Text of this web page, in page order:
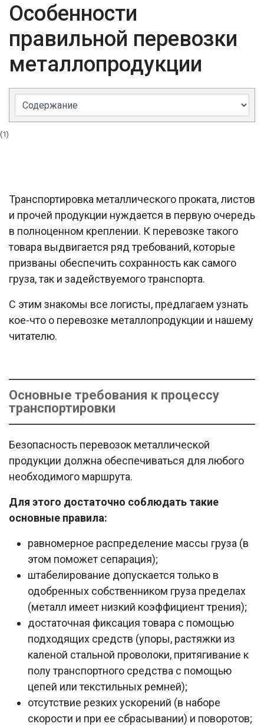
Особенности
правильной перевозки
металлопродукции
(1)
Транспортировка металлического проката, листов
и прочей продукции нуждается в первую очередь
в полноценном креплении. К перевозке такого
товара выдвигается ряд требований, которые
призваны обеспечить сохранность как самого
груза, так и задействуемого транспорта.
С этим знакомы все логисты, предлагаем узнать
кое-что о перевозке металлопродукции и нашему
читателю.
Основные требования к процессу
транспортировки
Безопасность перевозок металлической
продукции должна обеспечиваться для любого
необходимого маршрута.
Для этого достаточно соблюдать такие
основные правила:
равномерное распределение массы груза (в
этом поможет сепарация);
штабелирование допускается только в
одобренных собственником груза пределах
(металл имеет низкий коэффициент трения);
достаточная фиксация товара с помощью
подходящих средств (упоры, растяжки из
каленой стальной проволоки, притягивание к
полу транспортного средства с помощью
цепей или текстильных ремней);
отсутствие резких ускорений (в наборе
скорости и при ее сбрасывании) и поворотов;